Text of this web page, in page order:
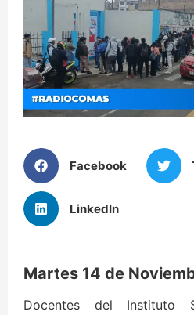
Facebook
LinkedIn
Martes 14 de
Docentes del Instituto